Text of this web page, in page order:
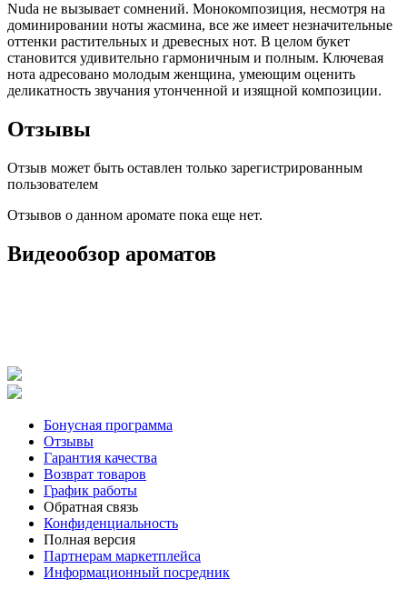
Nuda не вызывает сомнений. Монокомпозиция, несмотря на
доминировании ноты жасмина, все же имеет незначительные
оттенки растительных и древесных нот. В целом букет
становится удивительно гармоничным и полным. Ключевая
нота адресовано молодым женщина, умеющим оценить
деликатность звучания утонченной и изящной композиции.
Отзывы
Отзыв может быть оставлен только зарегистрированным
пользователем
Отзывов о данном аромате пока еще нет.
Видеообзор ароматов
Бонусная программа
Отзывы
Гарантия качества
Возврат товаров
График работы
Обратная связь
Конфиденциальность
Полная версия
Партнерам маркетплейса
Информационный посредник